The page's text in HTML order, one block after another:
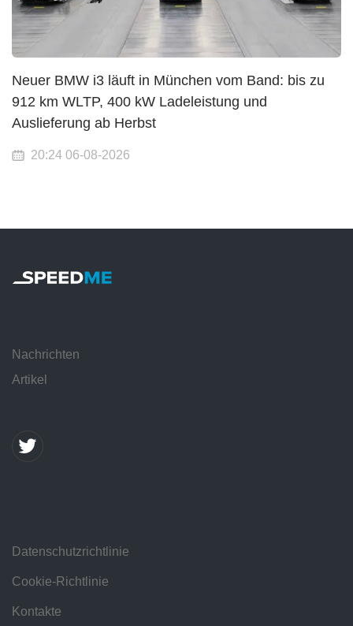
Neuer BMW i3 läuft in München vom Band: bis zu
912 km WLTP, 400 kW Ladeleistung und
Auslieferung ab Herbst
20:24 06-08-2026
Nachrichten
Artikel
Datenschutzrichtlinie
Cookie-Richtlinie
Kontakte